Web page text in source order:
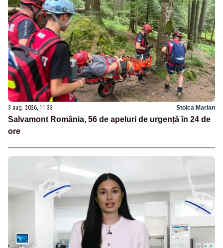
3 aug. 2026, 11:33 Stoica Marian
Salvamont România, 56 de apeluri de urgență în 24 de
ore